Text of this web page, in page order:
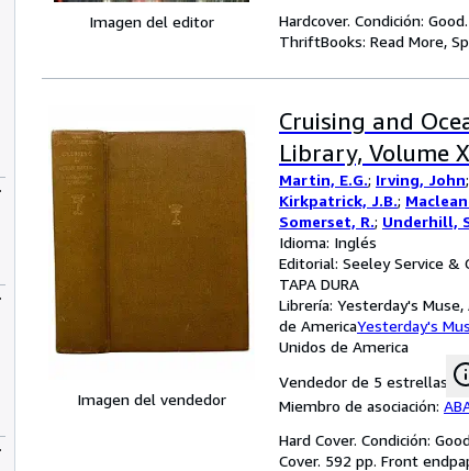
Imagen del editor
Hardcover. Condición:
ThriftBooks: Read More,
Imagen del vendedor
Cruising and
Library, Volume
Martin, E.G.; Irving, John;
Kirkpatrick, J.B.;
Somerset, R.; Underhill,
Idioma: Inglés
Editorial: Seeley Service &
TAPA DURA
Librería: Yesterday's Muse,
de AmericaYesterday's
Unidos de America
Vendedor de 5 estrellas
Miembro de asociación:
Hard Cover. Condición:
Cover. 592 pp. Front